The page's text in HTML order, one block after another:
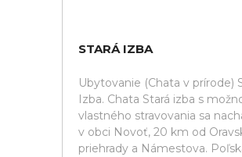
STARÁ IZBA
Ubytovanie (Chata v prírode)
Izba. Chata Stará izba s
vlastného stravovania sa
v obci Novoť, 20 km od
priehrady a Námestova.